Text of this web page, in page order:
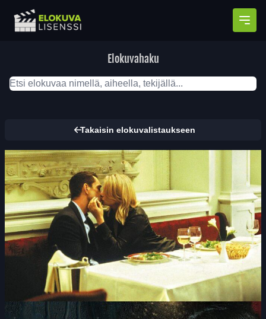
Elokuvahaku
Takaisin elokuvalistaukseen